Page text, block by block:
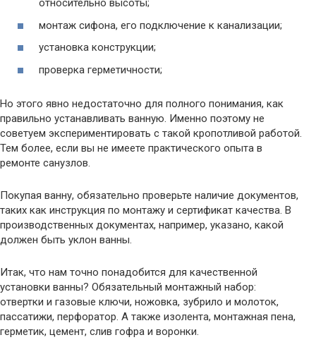
относительно высоты;
монтаж сифона, его подключение к канализации;
установка конструкции;
проверка герметичности;
Но этого явно недостаточно для полного понимания, как
правильно устанавливать ванную. Именно поэтому не
советуем экспериментировать с такой кропотливой работой.
Тем более, если вы не имеете практического опыта в
ремонте санузлов.
Покупая ванну, обязательно проверьте наличие документов,
таких как инструкция по монтажу и сертификат качества. В
производственных документах, например, указано, какой
должен быть уклон ванны.
Итак, что нам точно понадобится для качественной
установки ванны? Обязательный монтажный набор:
отвертки и газовые ключи, ножовка, зубрило и молоток,
пассатижи, перфоратор. А также изолента, монтажная пена,
герметик, цемент, слив гофра и воронки.